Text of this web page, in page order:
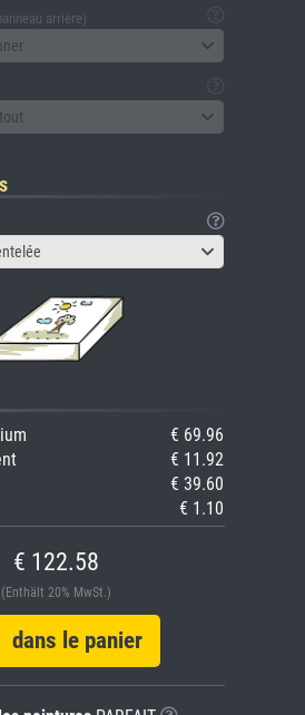
arrière)
€ 69.96
€ 11.92
€ 39.60
€ 1.10
€ 122.58
(Enthält 20% MwSt.)
le panier